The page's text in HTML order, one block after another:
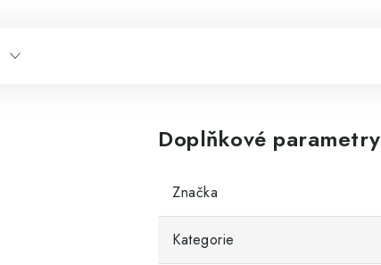
Doplňkové parametry
Značka
Kategorie